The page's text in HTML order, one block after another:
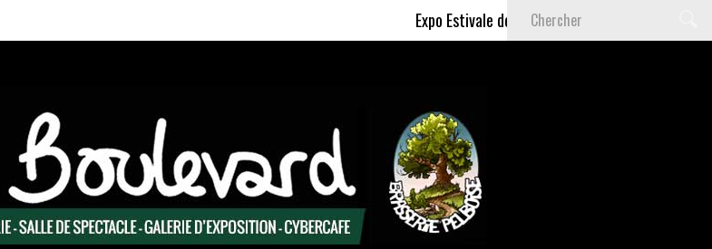
Expo Estivale de Céline DELAS - Du 9 Juillet au 6